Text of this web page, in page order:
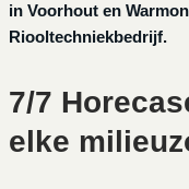
in Voorhout en
Riooltechniekbedrijf.
7/7
elke